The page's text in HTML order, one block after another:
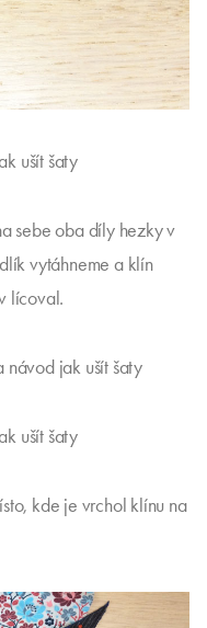
ušít šaty
sebe oba díly hezky v
vytáhneme a klín
lícoval.
ušít šaty
kde je vrchol klínu na